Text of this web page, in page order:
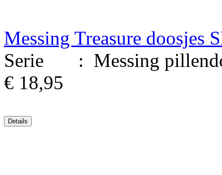
Messing Treasure doosjes
Serie : Messing
€ 18,95